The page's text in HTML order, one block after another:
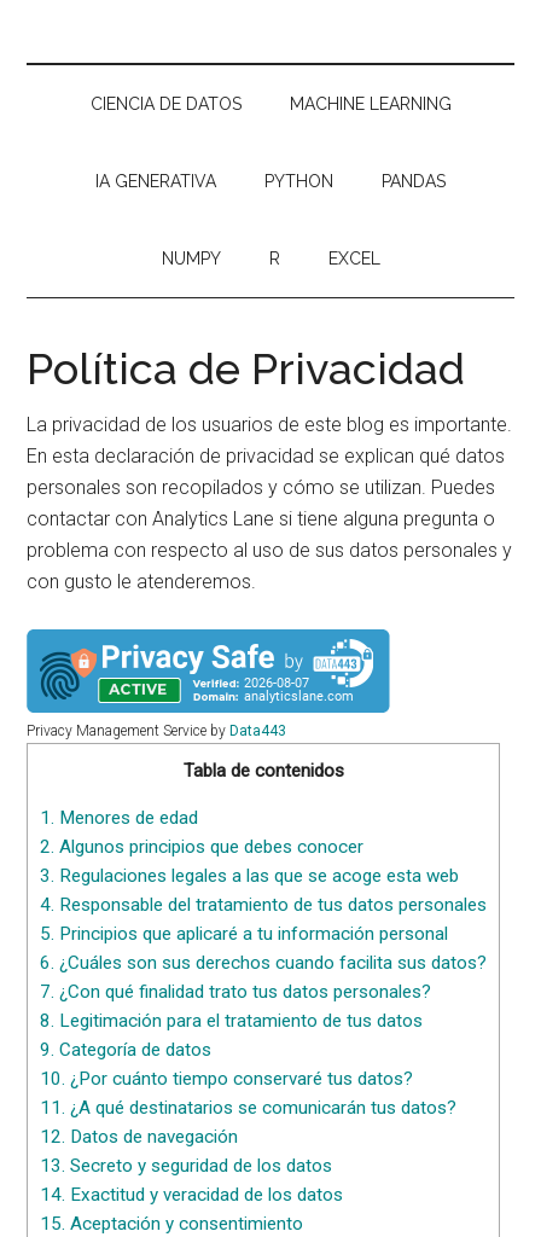
CIENCIA DE DATOS MACHINE LEARNING
IA GENERATIVA PYTHON PANDAS
NUMPY R EXCEL
Política de Privacidad
La privacidad de los usuarios de este blog es importante.
En esta declaración de privacidad se explican qué datos
personales son recopilados y cómo se utilizan. Puedes
contactar con Analytics Lane si tiene alguna pregunta o
problema con respecto al uso de sus datos personales y
con gusto le atenderemos.
Privacy Management Service by Data443
Tabla de contenidos
1. Menores de edad
2. Algunos principios que debes conocer
3. Regulaciones legales a las que se acoge esta web
4. Responsable del tratamiento de tus datos personales
5. Principios que aplicaré a tu información personal
6. ¿Cuáles son sus derechos cuando facilita sus datos?
7. ¿Con qué finalidad trato tus datos personales?
8. Legitimación para el tratamiento de tus datos
9. Categoría de datos
10. ¿Por cuánto tiempo conservaré tus datos?
11. ¿A qué destinatarios se comunicarán tus datos?
12. Datos de navegación
13. Secreto y seguridad de los datos
14. Exactitud y veracidad de los datos
15. Aceptación y consentimiento